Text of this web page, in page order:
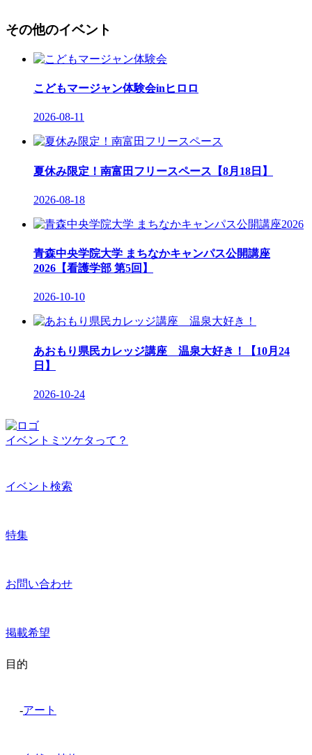
その他のイベント
こどもマージャン体験会inヒロロ
2026-08-11
夏休み限定！南富田フリースペース【8月18日】
2026-08-18
青森中央学院大学 まちなかキャンパス公開講座
2026【看護学部 第5回】
2026-10-10
あおもり県民カレッジ講座 温泉大好き！【10月24
日】
2026-10-24
イベントミツケタって？
イベント検索
特集
お問い合わせ
掲載希望
目的
-アート